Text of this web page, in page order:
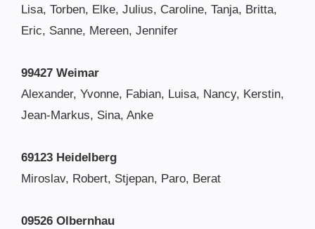
Lisa, Torben, Elke, Julius, Caroline, Tanja, Britta,
Eric, Sanne, Mereen, Jennifer
99427 Weimar
Alexander, Yvonne, Fabian, Luisa, Nancy, Kerstin,
Jean-Markus, Sina, Anke
69123 Heidelberg
Miroslav, Robert, Stjepan, Paro, Berat
09526 Olbernhau